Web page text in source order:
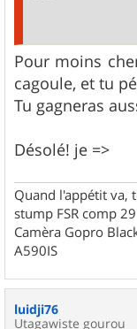
Pour moins
cagoule, et tu
Tu gagneras
Désolé! je =>
Quand l'appétit va,
stump FSR comp
Camèra Gopro
A590IS
luidji76
Utagawiste gourou